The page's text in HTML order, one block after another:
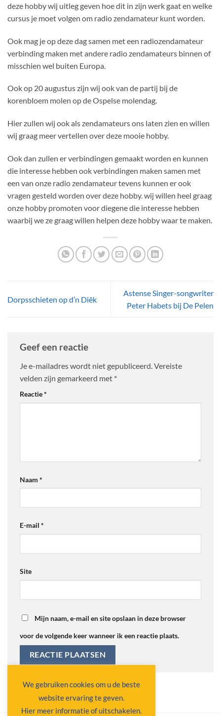
deze hobby wij uitleg geven hoe dit in zijn werk gaat en welke
cursus je moet volgen om radio zendamateur kunt worden.
Ook mag je op deze dag samen met een radiozendamateur
verbinding maken met andere radio zendamateurs binnen of
misschien wel buiten Europa.
Ook op 20 augustus zijn wij ook van de partij bij de
korenbloem molen op de Ospelse molendag.
Hier zullen wij ook als zendamateurs ons laten zien en willen
wij graag meer vertellen over deze mooie hobby.
Ook dan zullen er verbindingen gemaakt worden en kunnen
die interesse hebben ook verbindingen maken samen met
een van onze radio zendamateur tevens kunnen er ook
vragen gesteld worden over deze hobby. wij willen heel graag
onze hobby promoten voor diegene die interesse hebben
waarbij we ze graag willen helpen deze hobby waar te maken.
Dorpsschieten op d’n Diêk
Astense Singer-songwriter
Peter Habets bij De Pelen
Geef een reactie
Je e-mailadres wordt niet gepubliceerd.Vereiste
velden zijn gemarkeerd met *
Reactie*
Naam *
E-mail *
Site
Mijn naam, e-mail en site opslaan in deze browser
voor de volgende keer wanneer ik een reactie plaats.
Alternative:
We gebruiken cookies om u de beste
website ervaring te geven.
Hier meer informatie of uitschakelen.